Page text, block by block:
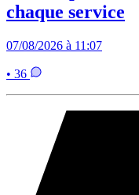
chaque service
07/08/2026 à 11:07
• 36